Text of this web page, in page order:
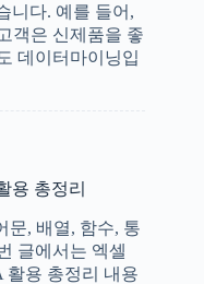
니다. 예를 들어,
객은 신제품을 좋
데이터마이닝입
용 총정리
, 배열, 함수, 통
글에서는 엑셀
용 총정리 내용